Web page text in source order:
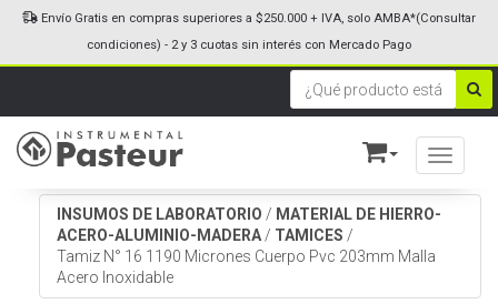
Toggle
Envío Gratis en compras superiores a $250.000 + IVA, solo AMBA*(Consultar
condiciones) - 2 y 3 cuotas sin interés con Mercado Pago
INSUMOS DE LABORATORIO / MATERIAL DE HIERRO-
ACERO-ALUMINIO-MADERA / TAMICES /
Tamiz N° 16 1190 Micrones Cuerpo Pvc 203mm Malla
Acero Inoxidable